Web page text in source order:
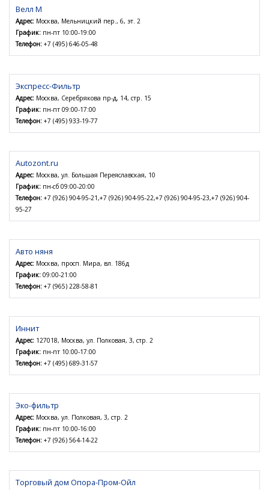
Велл М
Адрес: Москва, Мельницкий пер., 6, эт. 2
График: пн-пт 10:00-19:00
Телефон: +7 (495) 646-05-48
Экспресс-Фильтр
Адрес: Москва, Серебрякова пр-д, 14, стр. 15
График: пн-пт 09:00-17:00
Телефон: +7 (495) 933-19-77
Autozont.ru
Адрес: Москва, ул. Большая Переяславская, 10
График: пн-сб 09:00-20:00
Телефон: +7 (926) 904-95-21,+7 (926) 904-95-22,+7 (926) 904-95-23,+7 (926) 904-
95-27
Авто няня
Адрес: Москва, просп. Мира, вл. 186д
График: 09:00-21:00
Телефон: +7 (965) 228-58-81
Иннит
Адрес: 127018, Москва, ул. Полковая, 3, стр. 2
График: пн-пт 10:00-17:00
Телефон: +7 (495) 689-31-57
Эко-фильтр
Адрес: Москва, ул. Полковая, 3, стр. 2
График: пн-пт 10:00-16:00
Телефон: +7 (926) 564-14-22
Торговый дом Опора-Пром-Ойл